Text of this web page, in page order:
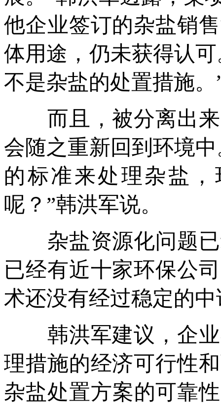
他企业签订的杂盐销
体用途，仍未获得认
不是杂盐的处置措施。
而且，被分离出来
会随之重新回到环境
的标准来处理杂盐
呢？”韩洪军说。
杂盐资源化问题已
已经有近十家环保公
术还没有经过稳定的
韩洪军建议，企业
理措施的经济可行性
杂盐处置方案的可靠